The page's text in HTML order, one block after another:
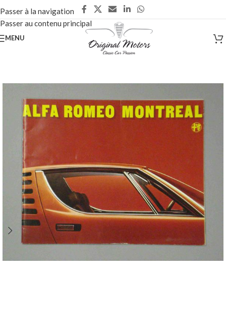
Passer à la navigation
Passer au contenu principal
MENU